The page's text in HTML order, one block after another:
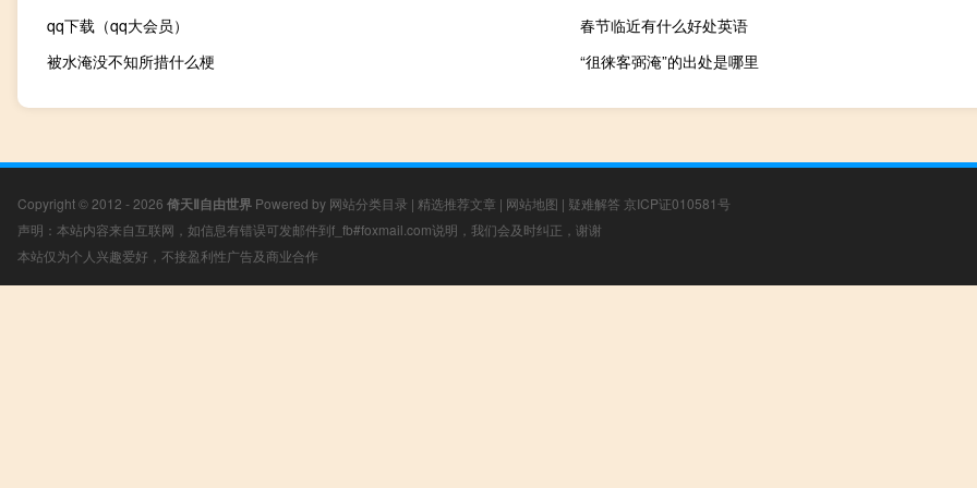
qq下载（qq大会员）
春节临近有什么好处英语
被水淹没不知所措什么梗
“徂徕客弼淹”的出处是哪里
Copyright © 2012 - 2026 倚天Ⅱ自由世界 Powered by 网站分类目录 | 精选推荐文章 | 网站地图 | 疑难解答 京ICP证010581号
声明：本站内容来自互联网，如信息有错误可发邮件到f_fb#foxmail.com说明，我们会及时纠正，谢谢
本站仅为个人兴趣爱好，不接盈利性广告及商业合作